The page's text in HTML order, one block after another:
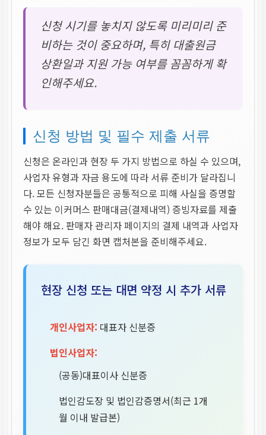
신청 시기를 놓치지 않도록 미리미리 준
비하는 것이 중요하며, 특히 대출원금
상환일과 지원 가능 여부를 꼼꼼하게 확
인해주세요.
신청 방법 및 필수 제출 서류
신청은 온라인과 현장 두 가지 방법으로 하실 수 있으며,
사업자 유형과 자금 용도에 따라 서류 준비가 달라집니
다. 모든 신청자분들은 공통적으로 피해 사실을 증명할
수 있는 이커머스 판매대금(결제내역) 증빙자료를 제출
해야 해요. 판매자 관리자 페이지의 결제 내역과 사업자
정보가 모두 담긴 화면 캡처본을 준비해주세요.
현장 신청 또는 대면 약정 시 추가 서류
개인사업자: 대표자 신분증
법인사업자:
(공동)대표이사 신분증
법인감도장 및 법인감증명서(최근 1개
월 이내 발급본)